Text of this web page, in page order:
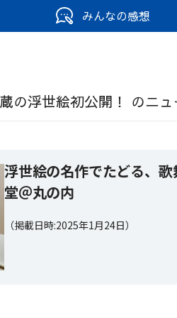
みんなの感想
の浮世絵初公開！ のニュ
浮世絵の名作でたどる、
堂＠丸の内
（掲載日時:2025年1月24日）